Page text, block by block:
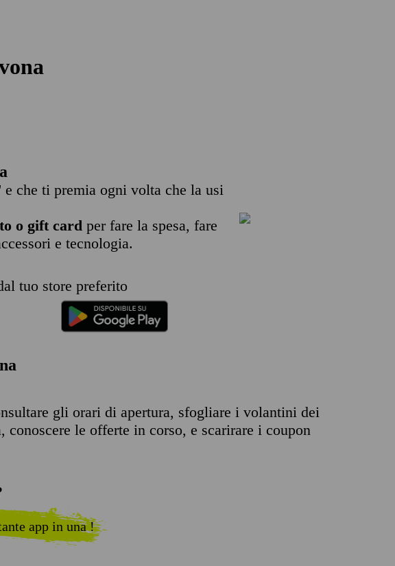
' e che ti premia ogni volta che la usi
o gift card per fare la spesa, fare
e tecnologia.
tuo store preferito
gli orari di apertura, sfogliare i volantini dei
le offerte in corso, e scarirare i coupon
app in una !